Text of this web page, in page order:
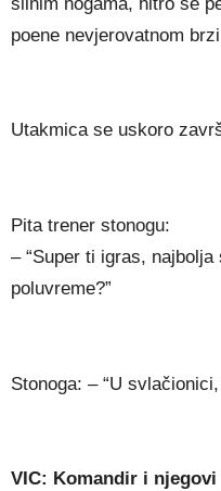
poene nevjerovatnom
Utakmica se uskoro
Pita trener stonogu:
– “Super ti igras,
poluvreme?”
Stonoga: – “U
VIC: Komandir i